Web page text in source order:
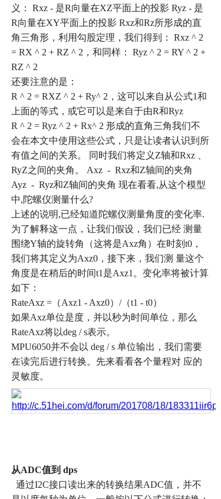
义：
Rxz - 是R向量在XZ平面上的投影 Ryz - 是
R向量在XY平面上的投影 Rxz和Rz所形成的直
角三角形，利用勾股定理，我们得到：
Rxz ^ 2
= RX ^ 2 + RZ ^ 2 ，和同样：
Ryz ^ 2 = RY ^ 2 +
RZ ^ 2
还要注意的是：
R ^ 2 = RXZ ^ 2 + Ry^ 2 ，这可以来自从公式1和
上面的等式，或它可以是来自于由R和Ryz
R ^ 2 = Ryz ^ 2 + Rx^ 2形成的直角三角我们不
会在本文中使用这些公式，只是让读者认识到所
有值之间的关系。
同时我们将定义 Z轴和Rxz
RyZ之间的夹角。 Axz - Rxz和Z轴间的夹角
Ayz - Ryz和Z轴间的夹角 现在看看,从这个模型
中,陀螺仪测量什么?
上述的说明,已经知道陀螺仪测量角度的变化率.
为了解释这一点，让我们假设，我们已经 测量
围绕Y轴的旋转角（这将是Axz角）在时刻t0 ，
我们将其定义为Axz0 ，接下来，我们测 量这个
角度是在稍后的时间t1 是Axz1 。变化率将被计算
如下：
RateAxz = （Axz1 - Axz0）/ （t1 - t0）
如果Axz单位是度，并以秒为时间单位，那么
RateAxz将以deg / s表示。
MPU6050并不会以 deg / s单位输出，我们需要
在读完后进行转换。先来看看各个量程对 应的
灵敏度。
从ADC值到 dps
通过I2C接口读出来的转换结果ADC值，并不